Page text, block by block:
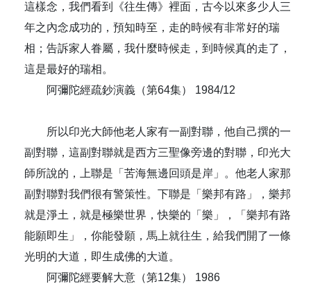
這樣念，我們看到《往生傳》裡面，古今以來多少人三
年之內念成功的，預知時至，走的時候有非常好的瑞
相；告訴家人眷屬，我什麼時候走，到時候真的走了，
這是最好的瑞相。
阿彌陀經疏鈔演義（第64集） 1984/12
所以印光大師他老人家有一副對聯，他自己撰的一
副對聯，這副對聯就是西方三聖像旁邊的對聯，印光大
師所說的，上聯是「苦海無邊回頭是岸」。他老人家那
副對聯對我們很有警策性。下聯是「樂邦有路」，樂邦
就是淨土，就是極樂世界，快樂的「樂」，「樂邦有路
能願即生」，你能發願，馬上就往生，給我們開了一條
光明的大道，即生成佛的大道。
阿彌陀經要解大意（第12集） 1986